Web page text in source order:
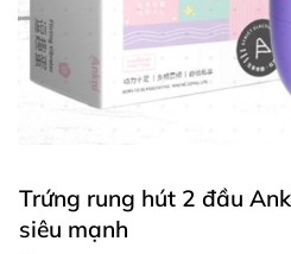
Trứng rung hút 2 đầu
siêu mạnh